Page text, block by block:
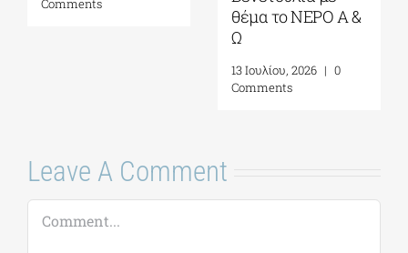
Σεπτέμβριος 2026
Νιάρχος (ΚΠΙΣΝ)|
Τετάρτη 29 Ιουλίου
17 Ιουλίου, 2026
Leave A Comment
Comment